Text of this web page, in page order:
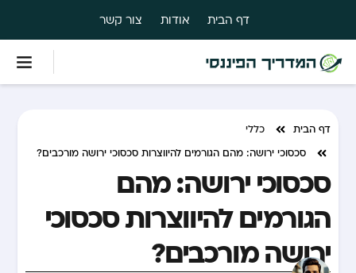
דף הבית אודות צור קשר
דף הבית
כללי
סכסוכי ירושה: מהם הגורמים להיווצרות סכסוכי ירושה מורכבים?
סכסוכי ירושה: מהם
הגורמים להיווצרות סכסוכי
ירושה מורכבים?